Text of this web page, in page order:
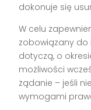
dokonuje się
W celu
zobowiązany
dotyczą, o
możliwości
żądanie – jeśli
wymogami